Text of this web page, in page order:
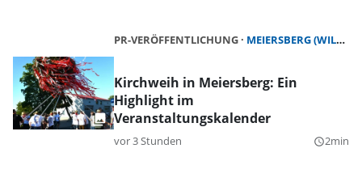
PR-VERÖFFENTLICHUNG MEIERSBERG (WILHERMSDORF)
Kirchweih in Meiersberg: Ein
Highlight im
Veranstaltungskalender
vor 3 Stunden query_builder2min